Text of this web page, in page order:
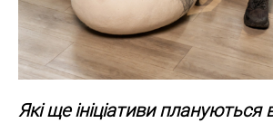
Які ще ініціативи плануються